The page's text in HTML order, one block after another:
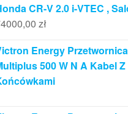
CR-V 2.0 i-VTEC ,
zł
Energy
500 W N A Kabel